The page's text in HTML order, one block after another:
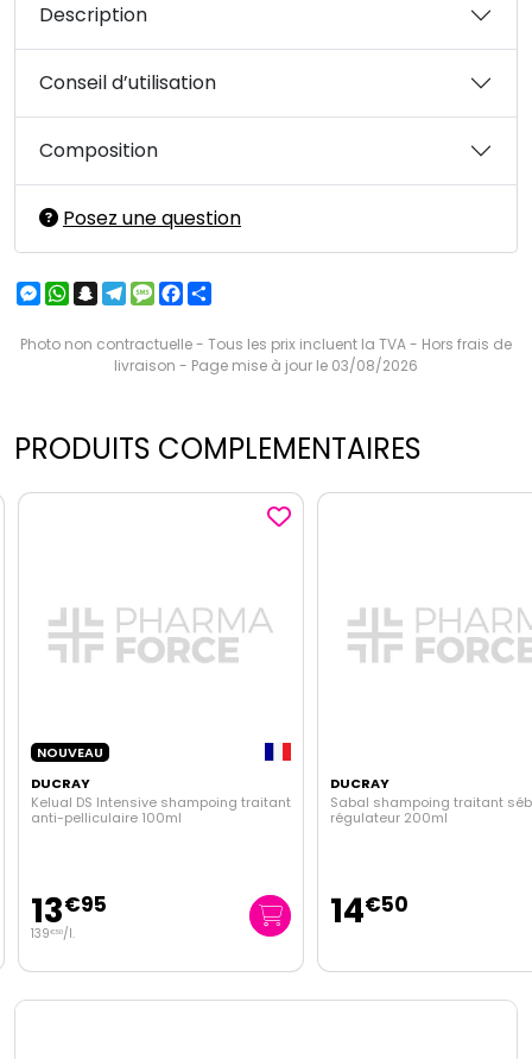
Description
Conseil d’utilisation
Composition
Posez une question
Messenger
WhatsApp
Snapchat
Telegram
MessageFacebook
Photo non contractuelle - Tous les prix incluent la TVA - Hors frais de
livraison - Page mise à jour le 03/08/2026
PRODUITS COMPLEMENTAIRES
NOUVEAU
DUCRAY
Kelual DS Intensive shampoing traitant
anti-pelliculaire 100ml
13€95
139€50/l.
DUCRAY
Sabal shampoing traitant
régulateur 200ml
14€50